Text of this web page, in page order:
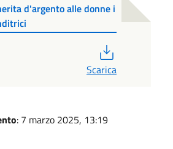
d'argento alle donne i
Scarica
: 7 marzo 2025, 13:19